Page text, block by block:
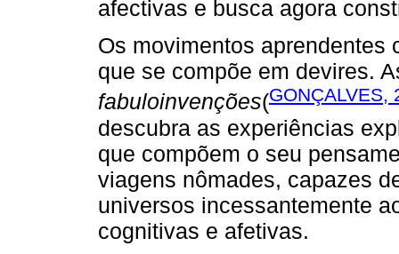
afectivas e busca agora
Os movimentos aprendentes
que se compõe em devires.
fabuloinvenções(GONÇALVES,
descubra as experiências
que compõem o seu
viagens nômades, capazes
universos incessantemente
cognitivas e afetivas.